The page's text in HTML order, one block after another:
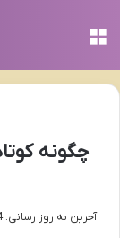
چگونه
آخرین به روز رسانی: 05/01/1404